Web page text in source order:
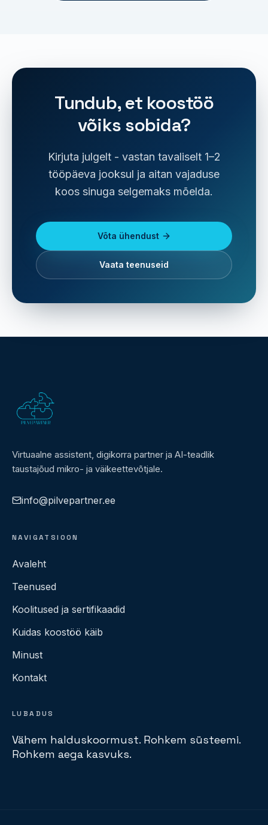
Tundub, et koostöö
võiks sobida?
Kirjuta julgelt - vastan tavaliselt 1–2
tööpäeva jooksul ja aitan vajaduse
koos sinuga selgemaks mõelda.
Võta ühendust
Vaata teenuseid
Virtuaalne assistent, digikorra partner ja AI-teadlik
taustajõud mikro- ja väikeettevõtjale.
info@pilvepartner.ee
NAVIGATSIOON
Avaleht
Teenused
Koolitused ja sertifikaadid
Kuidas koostöö käib
Minust
Kontakt
LUBADUS
Vähem halduskoormust. Rohkem süsteemi.
Rohkem aega kasvuks.